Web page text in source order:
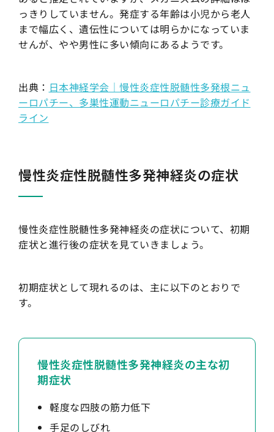
っきりしていません。発症する年齢は小児から老人
まで幅広く、遺伝性については明らかになっていま
せんが、やや男性に多い傾向にあるようです。
出典： 日本神経学会｜慢性炎症性脱髄性多発根ニュ
ーロパチー、多巣性運動ニューロパチー診療ガイド
ライン
慢性炎症性脱髄性多発神経炎の症状
慢性炎症性脱髄性多発神経炎の症状について、初期
症状と進行後の症状を見ていきましょう。
初期症状として現れるのは、主に以下のとおりで
す。
慢性炎症性脱髄性多発神経炎の主な初
期症状
軽度な四肢の筋力低下
手足のしびれ